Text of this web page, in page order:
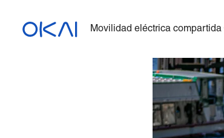
Movilidad eléctrica compartida